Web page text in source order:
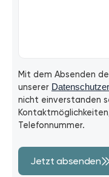
Mit dem Absenden
unserer
nicht einverstanden
Telefonnummer.
Jetzt absenden